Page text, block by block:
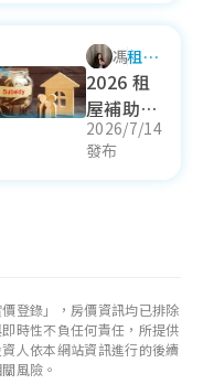
案？13期
重劃區可
以買嗎？
馮俞璇
租屋
知識
2026 租
屋補助懶
人包！租
屋補助資
2026/7/14
發布
登錄」，房價資訊均已排除
時性不負任何責任，所提供
人依本網站資訊進行的後續
風險。